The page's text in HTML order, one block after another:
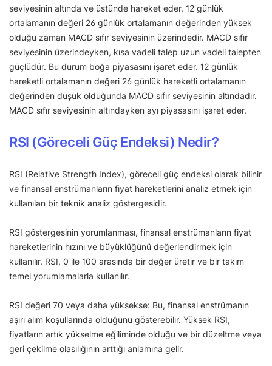
seviyesinin altında ve üstünde hareket eder. 12 günlük
ortalamanın değeri 26 günlük ortalamanın değerinden yüksek
olduğu zaman MACD sıfır seviyesinin üzerindedir. MACD sıfır
seviyesinin üzerindeyken, kısa vadeli talep uzun vadeli talepten
güçlüdür. Bu durum boğa piyasasını işaret eder. 12 günlük
hareketli ortalamanın değeri 26 günlük hareketli ortalamanın
değerinden düşük olduğunda MACD sıfır seviyesinin altındadır.
MACD sıfır seviyesinin altındayken ayı piyasasını işaret eder.
RSI (Göreceli Güç Endeksi) Nedir?
RSI (Relative Strength Index), göreceli güç endeksi olarak bilinir
ve finansal enstrümanların fiyat hareketlerini analiz etmek için
kullanılan bir teknik analiz göstergesidir.
RSI göstergesinin yorumlanması, finansal enstrümanların fiyat
hareketlerinin hızını ve büyüklüğünü değerlendirmek için
kullanılır. RSI, 0 ile 100 arasında bir değer üretir ve bir takım
temel yorumlamalarla kullanılır.
RSI değeri 70 veya daha yüksekse: Bu, finansal enstrümanın
aşırı alım koşullarında olduğunu gösterebilir. Yüksek RSI,
fiyatların artık yükselme eğiliminde olduğu ve bir düzeltme veya
geri çekilme olasılığının arttığı anlamına gelir.